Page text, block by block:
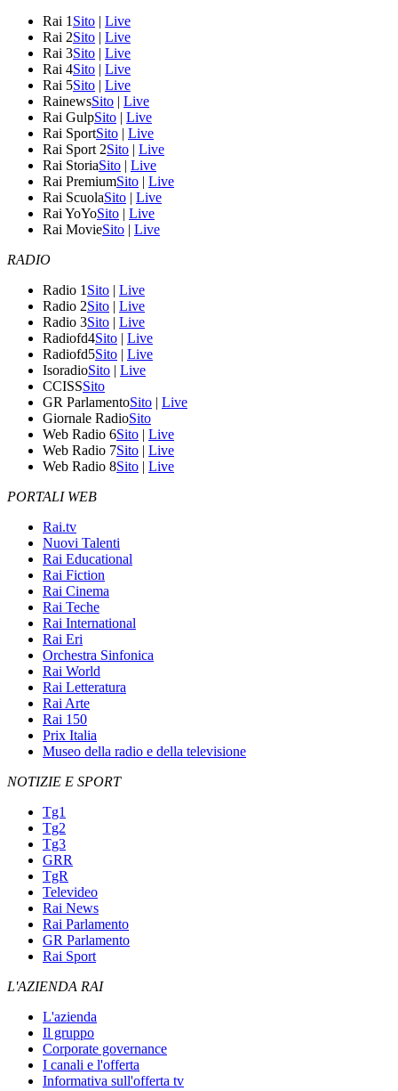
Rai 1 Sito | Live
Rai 2Sito | Live
Rai 3Sito | Live
Rai 4Sito | Live
Rai 5Sito | Live
RainewsSito | Live
Rai GulpSito | Live
Rai SportSito | Live
Rai Sport 2Sito | Live
Rai StoriaSito | Live
Rai PremiumSito | Live
Rai ScuolaSito | Live
Rai YoYoSito | Live
Rai MovieSito | Live
RADIO
Radio 1 Sito | Live
Radio 2Sito | Live
Radio 3Sito | Live
Radiofd4Sito | Live
Radiofd5Sito | Live
IsoradioSito | Live
CCISSSito
GR ParlamentoSito | Live
Giornale RadioSito
Web Radio 6Sito | Live
Web Radio 7Sito | Live
Web Radio 8Sito | Live
PORTALI WEB
Rai.tv
Nuovi Talenti
Rai Educational
Rai Fiction
Rai Cinema
Rai Teche
Rai International
Rai Eri
Orchestra Sinfonica
Rai World
Rai Letteratura
Rai Arte
Rai 150
Prix Italia
Museo della radio e della televisione
NOTIZIE E SPORT
Tg1
Tg2
Tg3
GRR
TgR
Televideo
Rai News
Rai Parlamento
GR Parlamento
Rai Sport
L'AZIENDA RAI
L'azienda
Il gruppo
Corporate governance
I canali e l'offerta
Informativa sull'offerta tv